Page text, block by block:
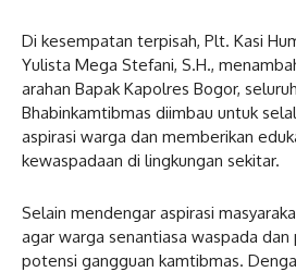
Di kesempatan terpisah, Plt. Kasi
Yulista Mega Stefani, S.H.,
arahan Bapak Kapolres Bogor,
Bhabinkamtibmas diimbau untuk
aspirasi warga dan memberikan
kewaspadaan di lingkungan sekitar.
Selain mendengar aspirasi
agar warga senantiasa waspada
potensi gangguan kamtibmas.